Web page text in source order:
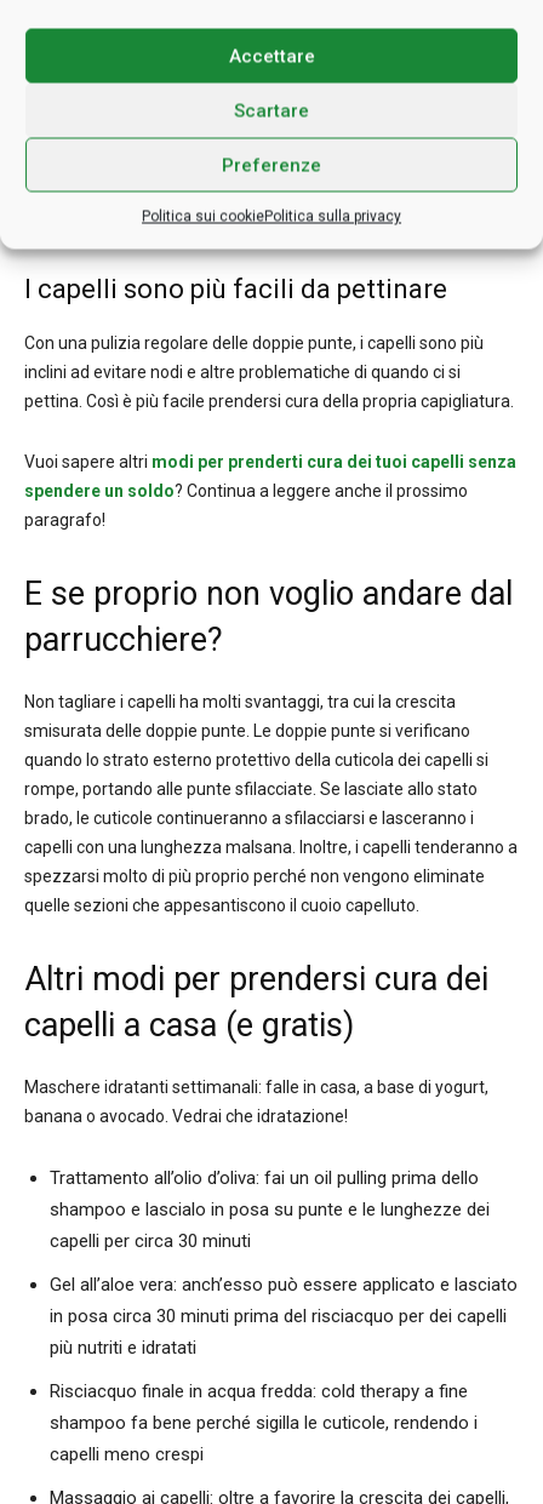
Accettare
Scartare
Preferenze
Politica sui cookiePolitica sulla privacy
Si favorisce la crescita dei capelli
Tagliare i capelli di per sé non fa diventare tutto più salutare
(contrariamente alla credenza popolare). Tuttavia, sbarazzarsi
di doppie punte e capelli spezzati fa stare meglio noi e anche i
nostri follicoli piliferi.
I capelli sono più facili da pettinare
Con una pulizia regolare delle doppie punte, i capelli sono più
inclini ad evitare nodi e altre problematiche di quando ci si
pettina. Così è più facile prendersi cura della propria capigliatura.
Vuoi sapere altri modi per prenderti cura dei tuoi capelli senza
spendere un soldo? Continua a leggere anche il prossimo
paragrafo!
E se proprio non voglio andare dal
parrucchiere?
Non tagliare i capelli ha molti svantaggi, tra cui la crescita
smisurata delle doppie punte. Le doppie punte si verificano
quando lo strato esterno protettivo della cuticola dei capelli si
rompe, portando alle punte sfilacciate. Se lasciate allo stato
brado, le cuticole continueranno a sfilacciarsi e lasceranno i
capelli con una lunghezza malsana. Inoltre, i capelli tenderanno a
spezzarsi molto di più proprio perché non vengono eliminate
quelle sezioni che appesantiscono il cuoio capelluto.
Altri modi per prendersi cura dei
capelli a casa (e gratis)
Maschere idratanti settimanali: falle in casa, a base di yogurt,
banana o avocado. Vedrai che idratazione!
Trattamento all’olio d’oliva: fai un oil pulling prima dello
shampoo e lascialo in posa su punte e le lunghezze dei
capelli per circa 30 minuti
Gel all’aloe vera: anch’esso può essere applicato e lasciato
in posa circa 30 minuti prima del risciacquo per dei capelli
più nutriti e idratati
Risciacquo finale in acqua fredda: cold therapy a fine
shampoo fa bene perché sigilla le cuticole, rendendo i
capelli meno crespi
Massaggio ai capelli: oltre a favorire la crescita dei capelli,